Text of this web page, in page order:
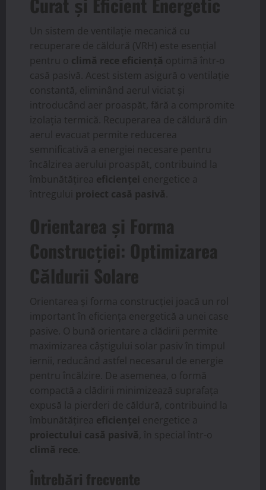
Un sistem de ventilație mecanică cu
recuperare de căldură (VRH) este esențial
pentru o climă rece eficiență optimă într-o
casă pasivă. Acest sistem asigură o ventilație
constantă, eliminând aerul viciat și
introducând aer proaspăt, fără a compromite
izolația termică. Recuperarea de căldură din
aerul evacuat permite reducerea
semnificativă a energiei necesare pentru
încălzirea aerului proaspăt, contribuind la
îmbunătățirea eficienței energetice a
întregului proiect casă pasivă
Orientarea și Forma
Construcției: Optimizarea
Căldurii Solare
Orientarea și forma construcției joacă un rol
important în eficiența energetică a unei case
pasive. O bună orientare a clădirii permite
maximizarea câștigului solar pasiv în timpul
iernii, reducând astfel necesarul de energie
pentru încălzire. De asemenea, o formă
compactă a clădirii minimizează suprafața
expusă la pierderi de căldură, contribuind la
îmbunătățirea eficienței energetice a
proiectului casă pasivă , în special într-o
climă rece
Întrebări frecvente